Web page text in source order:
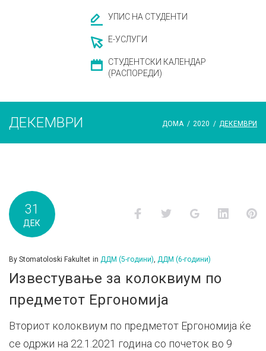
УПИС НА СТУДЕНТИ
Е-УСЛУГИ
СТУДЕНТСКИ КАЛЕНДАР
(РАСПОРЕДИ)
ДЕКЕМВРИ ДОМА / 2020 / ДЕКЕМВРИ
Месец:
м.г
31
ДЕК
FacebookTwitter Google+
By Stomatoloski Fakultet in ДДМ (5-години), ДДМ (6-години)
Известување за колоквиум по
предметот Ергономија
Вториот колоквиум по предметот Ергономија ќе
се одржи на 22.1.2021 година со почеток во 9